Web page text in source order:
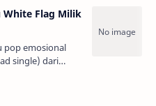
Flag Milik
pop emosional
single) dari
Life for
adalah cint…